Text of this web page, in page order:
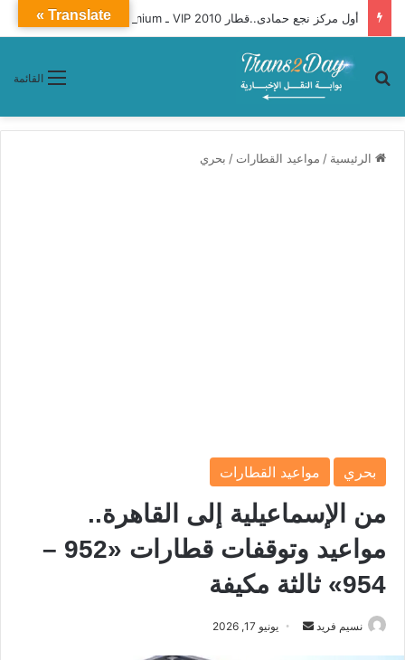
أول مركز نجع حمادى..قطار 2010 VIP ـ Premium محافظات «القاهرة ـ أسوان»
القائمة بحث عن
الرئيسية / مواعيد القطارات / بحري
بحري مواعيد القطارات
من الإسماعيلية إلى القاهرة..
مواعيد وتوقفات قطارات «952 –
954» ثالثة مكيفة
نسيم فريد يونيو 17, 2026
Translate »